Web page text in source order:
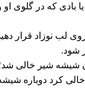
که در گلوی او
نوزاد قرار
شود.
شیر خالی شد؛
کرد دوباره